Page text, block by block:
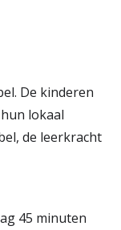
De kinderen
lokaal
de leerkracht
45 minuten